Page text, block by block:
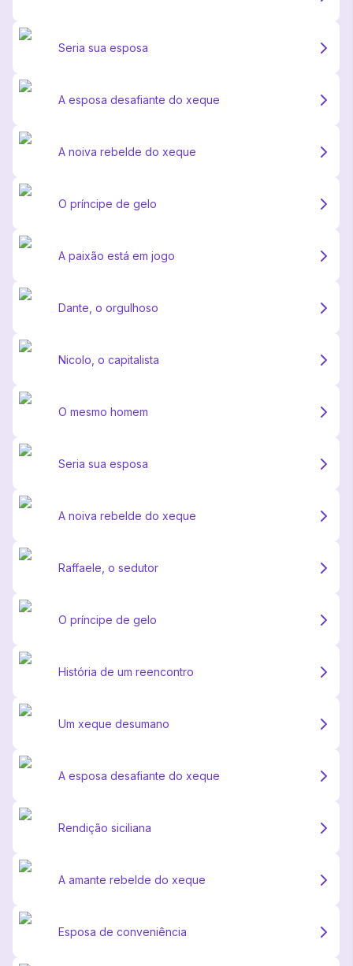
Seria sua esposa
A esposa desafiante do xeque
A noiva rebelde do xeque
O príncipe de gelo
A paixão está em jogo
Dante, o orgulhoso
Nicolo, o capitalista
O mesmo homem
Seria sua esposa
A noiva rebelde do xeque
Raffaele, o sedutor
O príncipe de gelo
História de um reencontro
Um xeque desumano
A esposa desafiante do xeque
Rendição siciliana
A amante rebelde do xeque
Esposa de conveniência